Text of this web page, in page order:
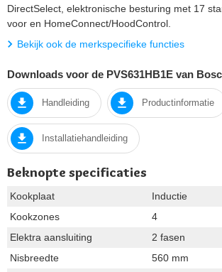
DirectSelect, elektronische besturing met 17
voor en HomeConnect/HoodControl.
Bekijk ook de merkspecifieke functies
Downloads voor de PVS631HB1E van
Handleiding Productinformatie
Installatiehandleiding
Beknopte specificaties
Kookplaat
Inductie
Kookzones
4
Elektra aansluiting
2 fasen
Nisbreedte
560 mm